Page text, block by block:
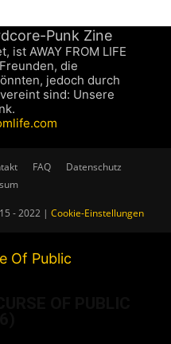
ist AWAY FROM LIFE
die
jedoch durch
sind: Unsere
FAQ
Datenschutz
- 2022 | Cookie-Einstellungen